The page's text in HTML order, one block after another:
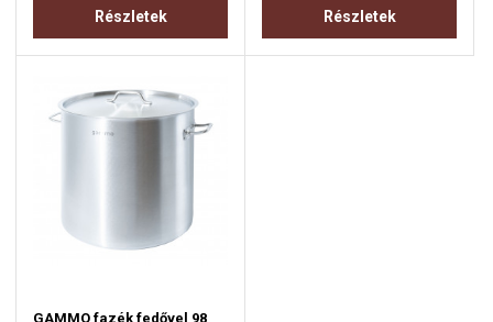
Részletek Részletek
GAMMO fazék fedővel 98